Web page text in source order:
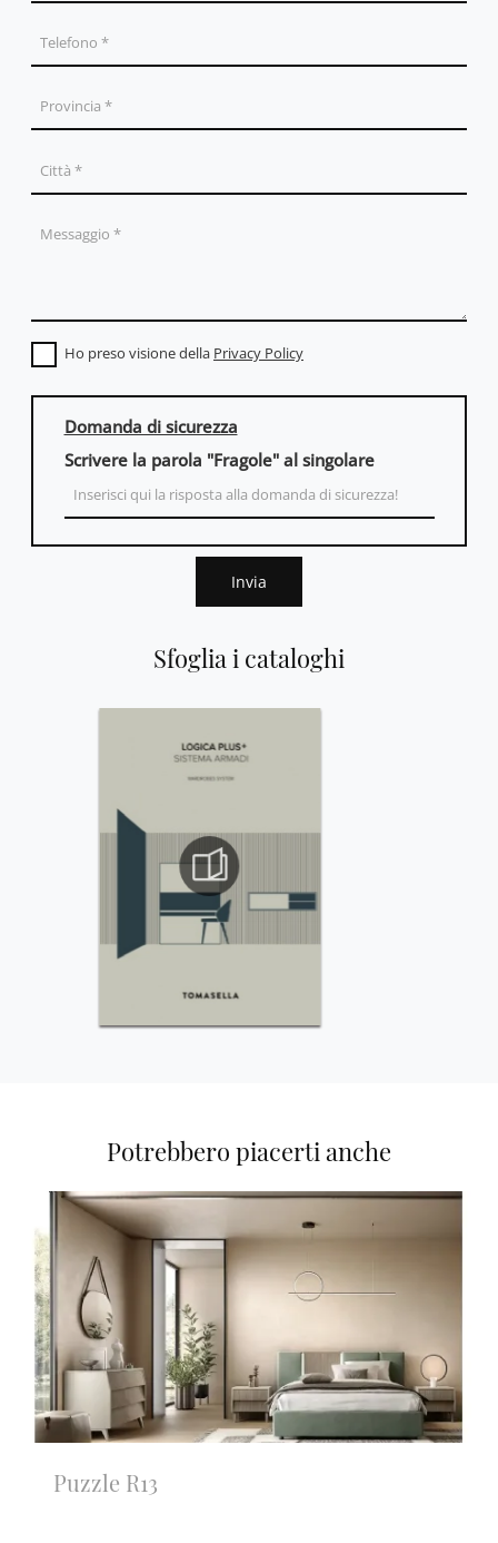
Sfoglia i cataloghi
Ho preso visione della Privacy Policy
Domanda di sicurezza
Scrivere la parola "Fragole" al singolare
Invia
Potrebbero piacerti anche
Puzzle R13